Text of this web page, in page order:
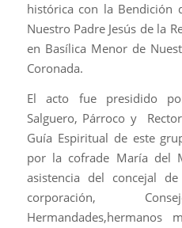
histórica con la Bendición
Nuestro Padre Jesús de la
en Basílica Menor de
Coronada.
El acto fue presidido
Salguero, Párroco y
Guía Espiritual de este
por la cofrade María del
asistencia del concejal
corporación,